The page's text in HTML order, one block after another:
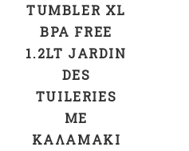
TUMBLER XL
BPA FREE
1.2LT JARDIN
DES
TUILERIES
ΜΕ
ΚΑΛΑΜΆΚΙ